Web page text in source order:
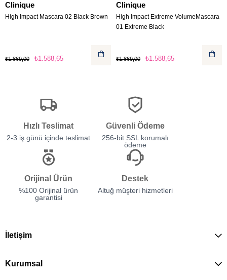
Clinique
High Impact Mascara 02 Black Brown
₺1.588,65
₺1.869,00
Clinique
High Impact Extreme VolumeMascara
01 Extreme Black
₺1.588,65
₺1.869,00
Hızlı Teslimat
2-3 iş günü içinde teslimat
Güvenli Ödeme
256-bit SSL korumalı
ödeme
Orijinal Ürün
%100 Orijinal ürün
garantisi
Destek
Altuğ müşteri hizmetleri
İletişim
Kurumsal